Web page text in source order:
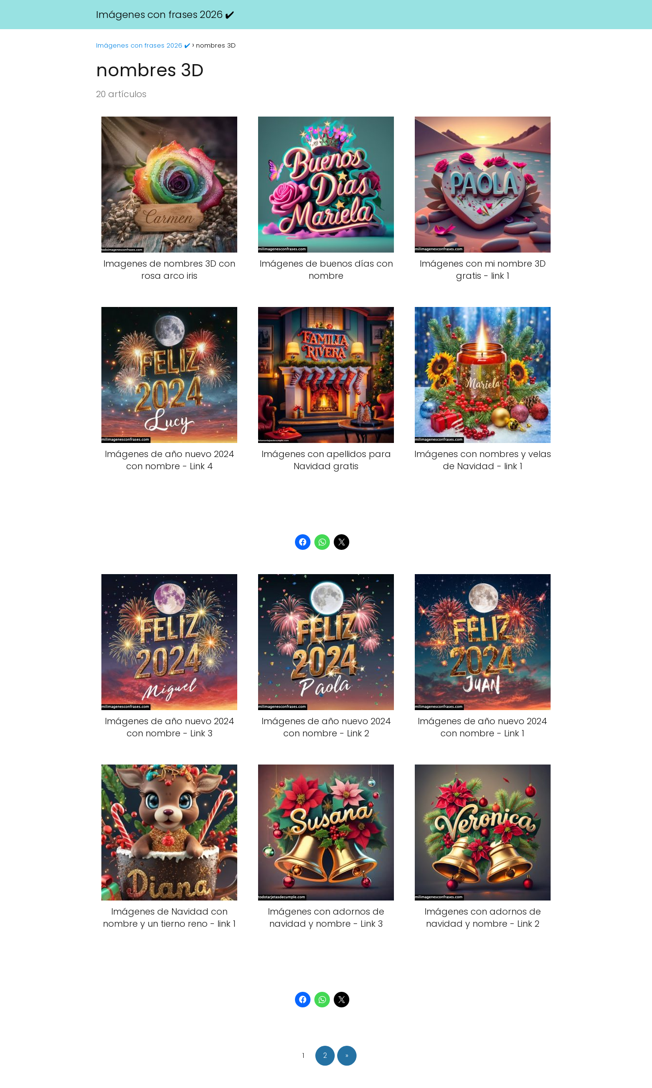
Imágenes con frases 2026 ✔️
Imágenes con frases 2026 ✔️ nombres 3D
nombres 3D
20 artículos
Imagenes de nombres 3D con
rosa arco iris
Imágenes de buenos días con
nombre
Imágenes con mi nombre 3D
gratis - link 1
Imágenes de año nuevo 2024
con nombre - Link 4
Imágenes con apellidos para
Navidad gratis
Imágenes con nombres y velas
de Navidad - link 1
Imágenes de año nuevo 2024
con nombre - Link 3
Imágenes de año nuevo 2024
con nombre - Link 2
Imágenes de año nuevo 2024
con nombre - Link 1
Imágenes de Navidad con
nombre y un tierno reno - link 1
Imágenes con adornos de
navidad y nombre - Link 3
Imágenes con adornos de
navidad y nombre - Link 2
1 2 »